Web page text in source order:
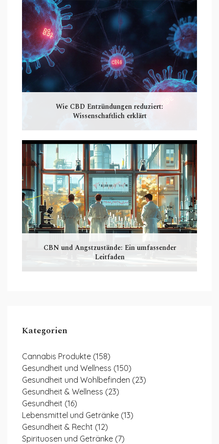
Wie CBD Entzündungen reduziert:
Wissenschaftlich erklärt
CBN und Angstzustände: Ein umfassender
Leitfaden
Kategorien
Cannabis Produkte (158)
Gesundheit und Wellness (150)
Gesundheit und Wohlbefinden (23)
Gesundheit & Wellness (23)
Gesundheit (16)
Lebensmittel und Getränke (13)
Gesundheit & Recht (12)
Spirituosen und Getränke (7)